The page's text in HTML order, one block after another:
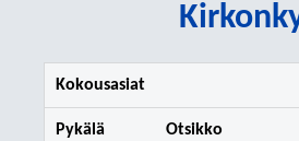
Kokousasiat
Pykälä Otsikko